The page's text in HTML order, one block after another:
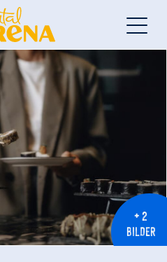
+ 2
BILDER